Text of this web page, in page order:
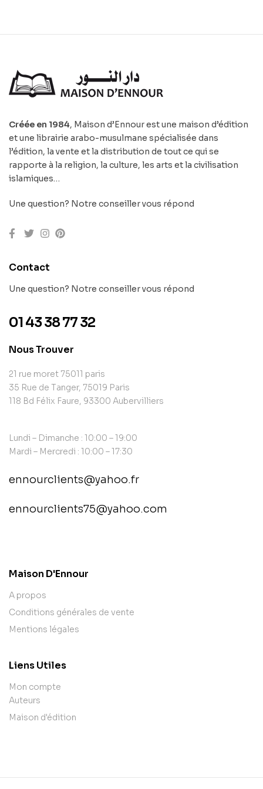
Créée en 1984, Maison d’Ennour est une maison d’édition
et une librairie arabo-musulmane spécialisée dans
l’édition, la vente et la distribution de tout ce qui se
rapporte à la religion, la culture, les arts et la civilisation
islamiques…
Une question? Notre conseiller vous répond
Contact
Une question? Notre conseiller vous répond
01 43 38 77 32
Nous Trouver
21 rue moret 75011 paris
35 Rue de Tanger, 75019 Paris
118 Bd Félix Faure, 93300 Aubervilliers
Lundi – Dimanche : 10:00 – 19:00
Mardi – Mercredi : 10:00 – 17:30
ennourclients@yahoo.fr
ennourclients75@yahoo.com
Maison D'Ennour
A propos
Conditions générales de vente
Mentions légales
Liens Utiles
Mon compte
Auteurs
Maison d'édition